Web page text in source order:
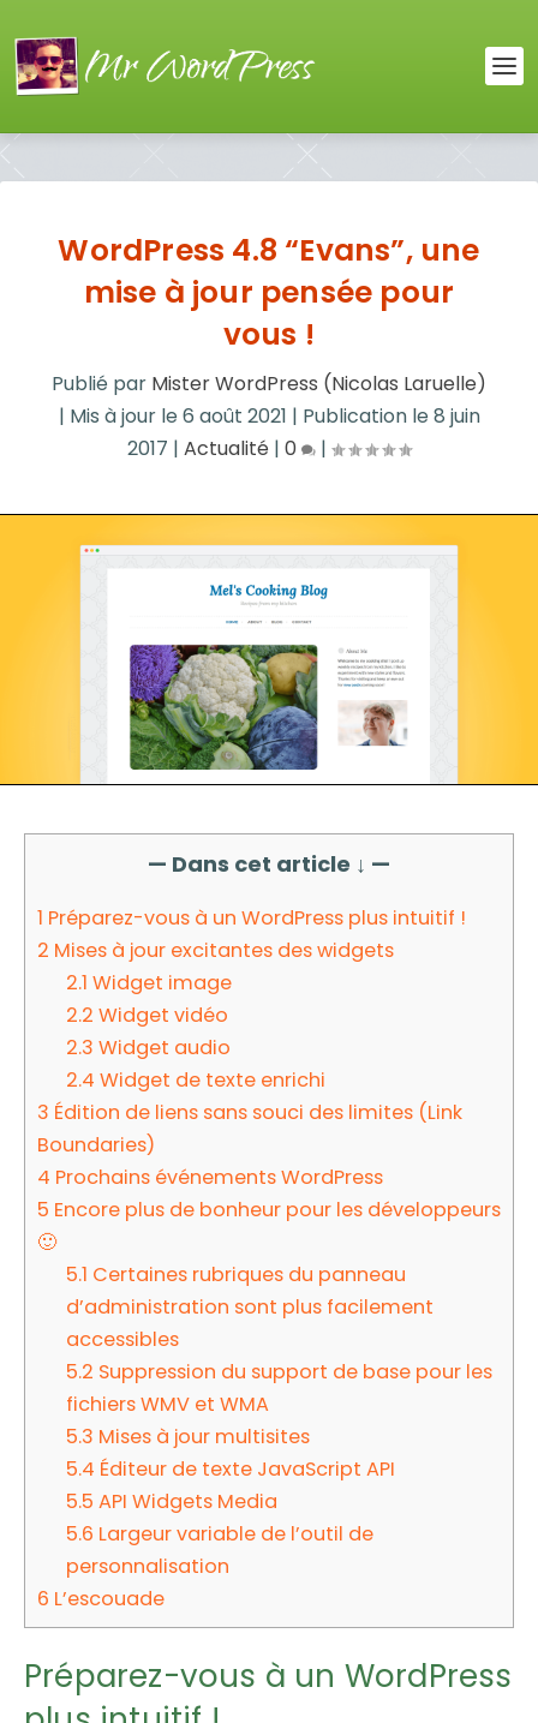
WordPress 4.8 “Evans”, une
mise à jour pensée pour
vous !
Publié par Mister WordPress (Nicolas Laruelle)
| Mis à jour le 6 août 2021 | Publication le 8 juin
2017 | Actualité | 0 |
— Dans cet article ↓ —
1 Préparez-vous à un WordPress plus intuitif !
2 Mises à jour excitantes des widgets
2.1 Widget image
2.2 Widget vidéo
2.3 Widget audio
2.4 Widget de texte enrichi
3 Édition de liens sans souci des limites (Link
Boundaries)
4 Prochains événements WordPress
5 Encore plus de bonheur pour les développeurs
🙂
5.1 Certaines rubriques du panneau
d’administration sont plus facilement
accessibles
5.2 Suppression du support de base pour les
fichiers WMV et WMA
5.3 Mises à jour multisites
5.4 Éditeur de texte JavaScript API
5.5 API Widgets Media
5.6 Largeur variable de l’outil de
personnalisation
6 L’escouade
Préparez-vous à un WordPress